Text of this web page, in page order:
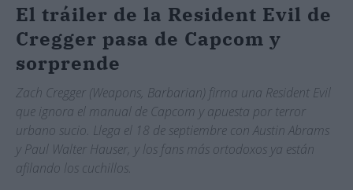
El tráiler de la Resident Evil de
Cregger pasa de Capcom y
sorprende
Zach Cregger (Weapons, Barbarian) firma una Resident Evil
que ignora el manual de Capcom y apuesta por terror
urbano sucio. Llega el 18 de septiembre con Austin Abrams
y Paul Walter Hauser, y los fans más ortodoxos ya están
afilando los cuchillos.